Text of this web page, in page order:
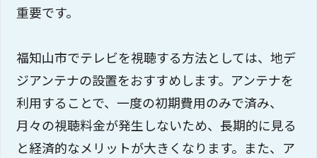
重要です。
福知山市でテレビを視聴する方法としては、地デ
ジアンテナの設置をおすすめします。アンテナを
利用することで、一度の初期費用のみで済み、
月々の視聴料金が発生しないため、長期的に見る
と経済的なメリットが大きくなります。また、ア